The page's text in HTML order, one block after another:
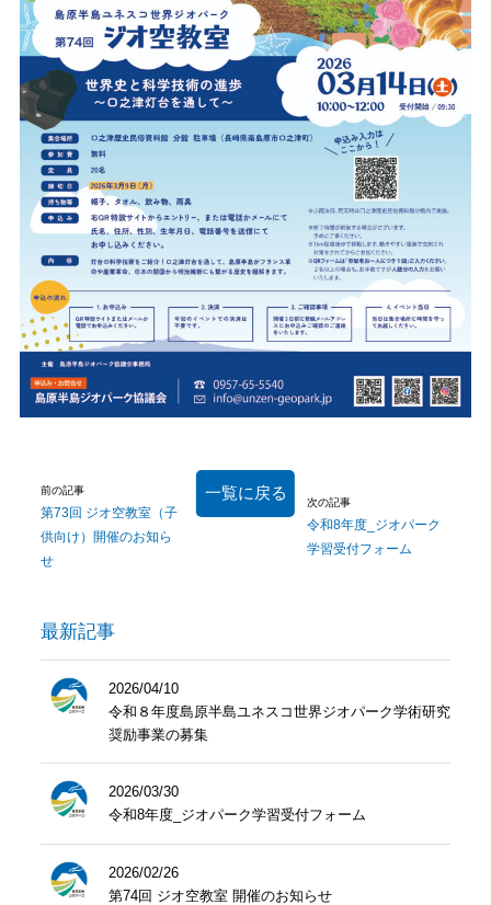
前の記事
第73回 ジオ空教室（子
供向け）開催のお知ら
せ
次の記事
令和8年度_ジオパーク
学習受付フォーム
一覧に戻る
最新記事
2026/04/10
令和８年度島原半島ユネスコ世界ジオパーク学術研究
奨励事業の募集
2026/03/30
令和8年度_ジオパーク学習受付フォーム
2026/02/26
第74回 ジオ空教室 開催のお知らせ